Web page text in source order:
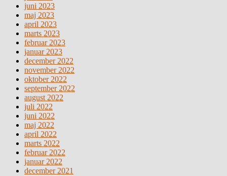
juni 2023
maj 2023
april 2023
marts 2023
februar 2023
januar 2023
december 2022
november 2022
oktober 2022
september 2022
august 2022
juli 2022
juni 2022
maj 2022
april 2022
marts 2022
februar 2022
januar 2022
december 2021